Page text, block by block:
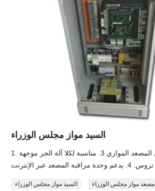
السيد مواز مجلس الوزراء
1. خزانة التحكم في المصعد الموازي 3. مناسبة لكلا آلة الجر موجهة
السيد مواز مجلس الوزراء مصعد مواز مجلس الوزراء